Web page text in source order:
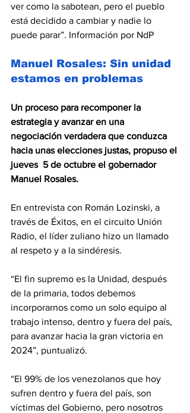
ver como la sabotean, pero el pueblo
está decidido a cambiar y nadie lo
puede parar”. Información por NdP
Manuel Rosales: Sin unidad
estamos en problemas
Un proceso para recomponer la
estrategia y avanzar en una
negociación verdadera que conduzca
hacia unas elecciones justas, propuso el
jueves  5 de octubre el gobernador
Manuel Rosales.
En entrevista con Román Lozinski, a
través de Éxitos, en el circuito Unión
Radio, el líder zuliano hizo un llamado
al respeto y a la sindéresis.
“El fin supremo es la Unidad, después
de la primaria, todos debemos
incorporarnos como un solo equipo al
trabajo intenso, dentro y fuera del país,
para avanzar hacia la gran victoria en
2024”, puntualizó.
“El 99% de los venezolanos que hoy
sufren dentro y fuera del país, son
víctimas del Gobierno, pero nosotros